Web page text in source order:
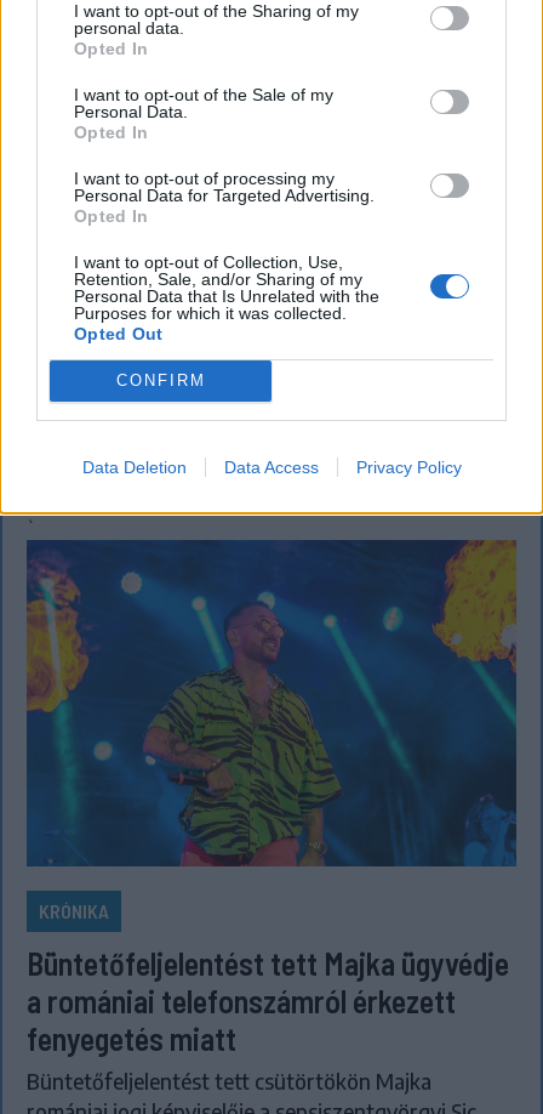
I want to opt-out of the Sharing of my
personal data.
Opted In
I want to opt-out of the Sale of my
Personal Data.
Opted In
I want to opt-out of processing my
Personal Data for Targeted Advertising.
Opted In
I want to opt-out of Collection, Use,
Retention, Sale, and/or Sharing of my
Personal Data that Is Unrelated with the
Purposes for which it was collected.
Opted Out
CONFIRM
Data Deletion Data Access Privacy Policy
SZÉKELYHON
Tömegverekedés lett a szűk
mezőgazdasági úti vitából Csatószegen
Kórházba szállítottak több embert, mezőgazdasági
munkagépek rongálódtak meg, és ideiglenes védelmi
rendeleteket is kibocsátottak azután, hogy szombat
délután súlyos konfliktus alakult ki Csatószegen egy
elsőbbségadási vita nyomán.
`
KRÓNIKA
Büntetőfeljelentést tett Majka ügyvédje
a romániai telefonszámról érkezett
fenyegetés miatt
Büntetőfeljelentést tett csütörtökön Majka